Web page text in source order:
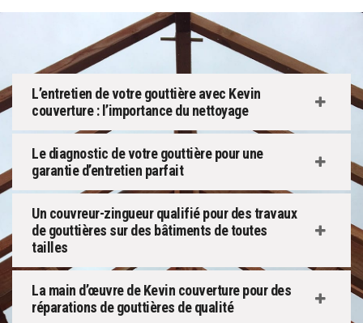
L’entretien de votre gouttière avec Kevin
couverture : l’importance du nettoyage
Le diagnostic de votre gouttière pour une
garantie d’entretien parfait
Un couvreur-zingueur qualifié pour des travaux
de gouttières sur des bâtiments de toutes
tailles
La main d’œuvre de Kevin couverture pour des
réparations de gouttières de qualité